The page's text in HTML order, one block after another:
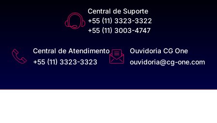
Central de Suporte
+55 (11) 3323-3322
+55 (11) 3003-4747
Central de Atendimento
+55 (11) 3323-3323
Ouvidoria CG One
ouvidoria@cg-one.com